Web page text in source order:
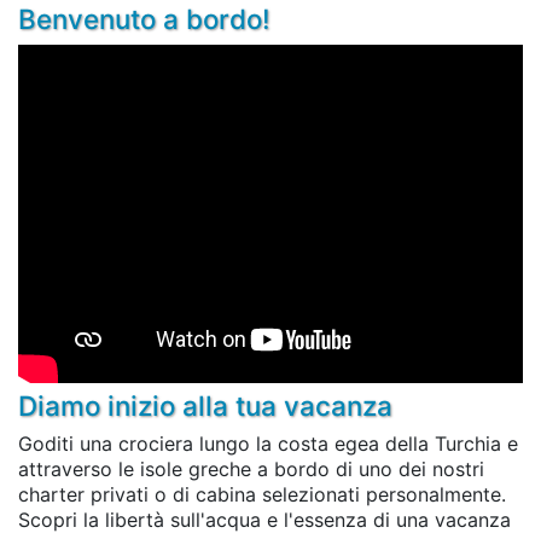
Benvenuto a bordo!
Diamo inizio alla tua vacanza
Goditi una crociera lungo la costa egea della Turchia e
attraverso le isole greche a bordo di uno dei nostri
charter privati o di cabina selezionati personalmente.
Scopri la libertà sull'acqua e l'essenza di una vacanza